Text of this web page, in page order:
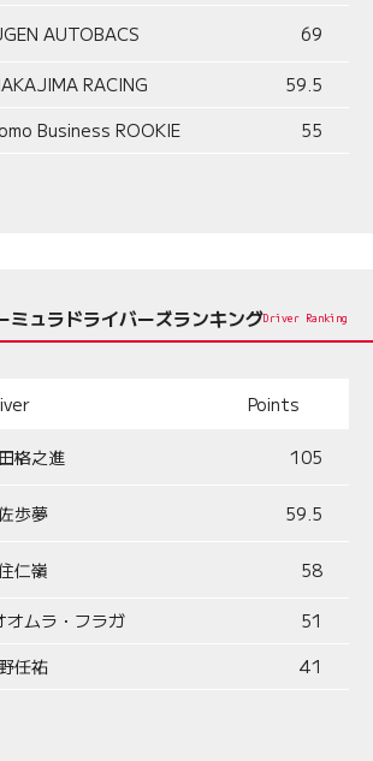
AUTOBACS 69
RACING
59.5
Business ROOKIE
55
ミュラドライバーズランキングDriver Ranking
Points
格之進 105
歩夢 59.5
仁嶺 58
オムラ・フラガ
51
任祐 41